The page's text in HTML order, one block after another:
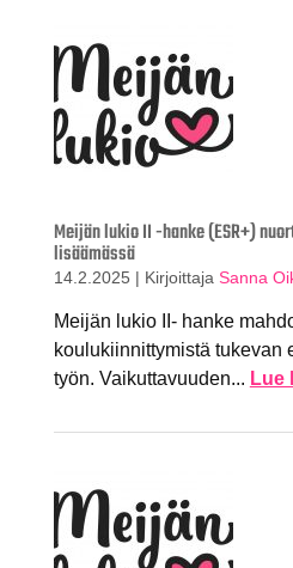
Meijän lukio II -hanke (ESR+)
lisäämässä
14.2.2025 | Kirjoittaja Sanna
Meijän lukio II- hanke
koulukiinnittymistä tukevan
työn. Vaikuttavuuden... Lue